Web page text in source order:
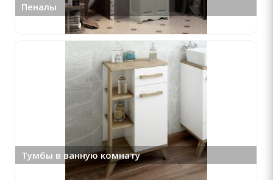
Пеналы
Тумбы в ванную комнату